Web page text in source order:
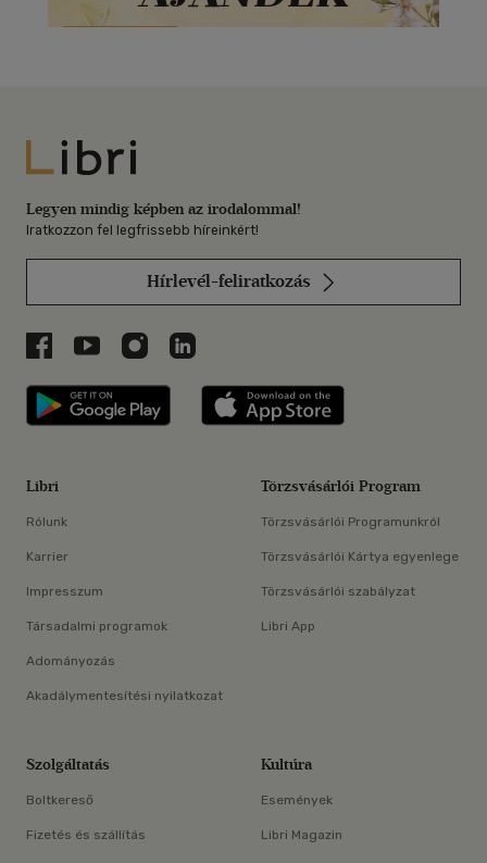
Libri
Legyen mindig képben az irodalommal!
Iratkozzon fel legfrissebb híreinkért!
Hírlevél-feliratkozás
Libri a Facebookon
Libri a Youtube-on
Libri az Instagramon
Libri a LinkedInen
Libri applikáció Szerezd meg: Google
Libri
Rólunk
Karrier
Impresszum
Társadalmi programok
Adományozás
Akadálymentesítési nyilatkozat
Törzsvásárlói Program
Törzsvásárlói Programunkról
Törzsvásárlói Kártya egyenlege
Törzsvásárlói szabályzat
Libri App
Szolgáltatás
Boltkereső
Fizetés és szállítás
Kultúra
Események
Libri Magazin